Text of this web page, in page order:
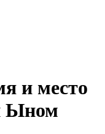
и место
Ыном